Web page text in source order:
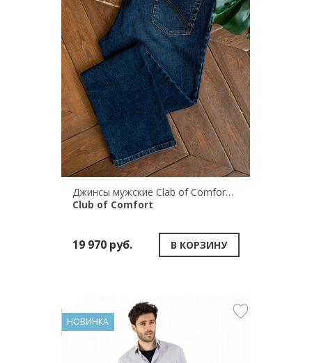
Джинсы мужские Clab of Comfort HENRY 6816/144
Club of Comfort
19 970 руб. В КОРЗИНУ
НОВИНКА